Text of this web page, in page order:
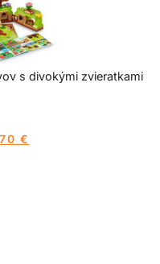
s divokými zvieratkami
€